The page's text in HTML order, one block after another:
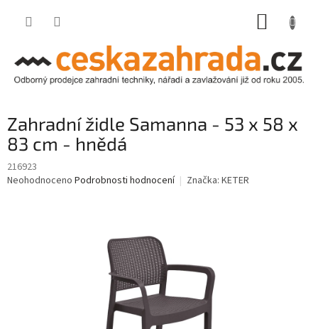
Zahradní židle Samanna - 53 x 58 x
83 cm - hnědá
216923
Průměrné
Neohodnoceno Podrobnosti hodnocení Značka: KETER